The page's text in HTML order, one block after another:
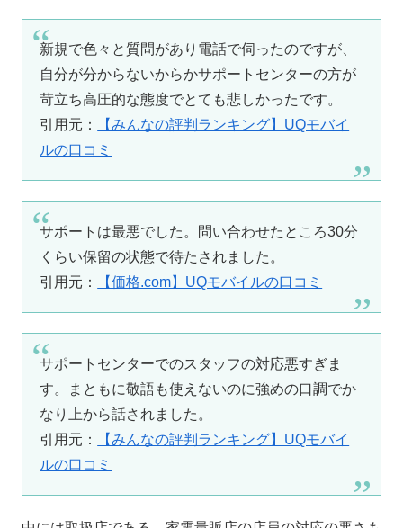
新規で色々と質問があり電話で伺ったのですが、
自分が分からないからかサポートセンターの方が
苛立ち高圧的な態度でとても悲しかったです。
引用元：
【みんなの評判ランキング】UQモバイ
ルの口コミ
サポートは最悪でした。問い合わせたところ30分
くらい保留の状態で待たされました。
引用元：
【価格.com】UQモバイルの口コミ
サポートセンターでのスタッフの対応悪すぎま
す。まともに敬語も使えないのに強めの口調でか
なり上から話されました。
引用元：
【みんなの評判ランキング】UQモバイ
ルの口コミ